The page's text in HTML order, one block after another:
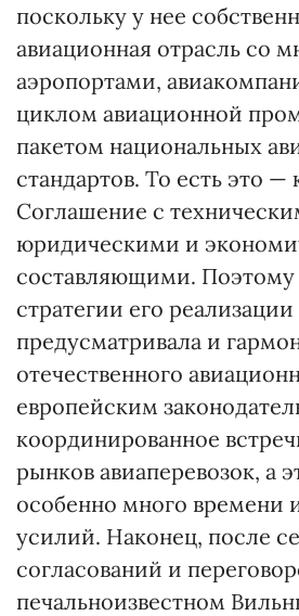
поскольку у нее
авиационная отрасль со
аэропортами,
циклом авиационной
пакетом национальных
стандартов. То есть это
Соглашение с
юридическими и
составляющими. Поэтому
стратегии его реализации
предусматривала и
отечественного
европейским
координированное
рынков авиаперевозок, а
особенно много времени
усилий. Наконец, после
согласований и
печальноизвестном